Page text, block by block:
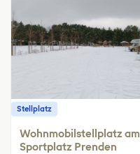
Stellplatz
Wohnmobilstellplatz am
Sportplatz Prenden